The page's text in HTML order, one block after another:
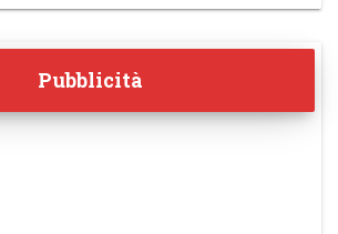
Pubblicità